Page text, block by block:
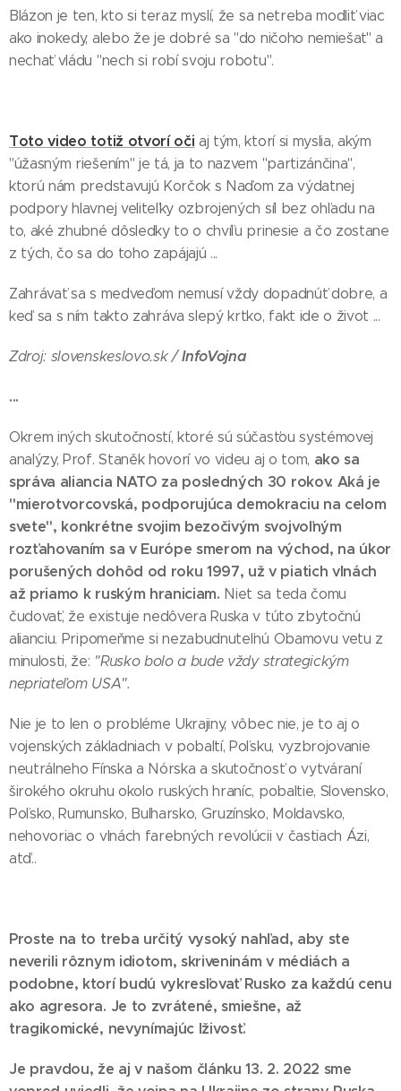
Blázon je ten, kto si teraz myslí, že sa netreba modliť viac
ako inokedy, alebo že je dobré sa "do ničoho nemiešať" a
nechať vládu "nech si robí svoju robotu".
Toto video totiž otvorí oči aj tým, ktorí si myslia, akým
"úžasným riešením" je tá, ja to nazvem "partizánčina",
ktorú nám predstavujú Korčok s Naďom za výdatnej
podpory hlavnej veliteľky ozbrojených síl bez ohľadu na
to, aké zhubné dôsledky to o chvíľu prinesie a čo zostane
z tých, čo sa do toho zapájajú ...
Zahrávať sa s medveďom nemusí vždy dopadnúť dobre, a
keď sa s ním takto zahráva slepý krtko, fakt ide o život ...
Zdroj: slovenskeslovo.sk /InfoVojna
...
Okrem iných skutočností, ktoré sú súčasťou systémovej
analýzy, Prof. Staněk hovorí vo videu aj o tom, ako sa
správa aliancia NATO za posledných 30 rokov. Aká je
"mierotvorcovská, podporujúca demokraciu na celom
svete", konkrétne svojim bezočivým svojvoľným
rozťahovaním sa v Európe smerom na východ, na úkor
porušených dohôd od roku 1997, už v piatich vlnách
až priamo k ruským hraniciam. Niet sa teda čomu
čudovať, že existuje nedôvera Ruska v túto zbytočnú
alianciu. Pripomeňme si nezabudnuteľnú Obamovu vetu z
minulosti, že: "Rusko bolo a bude vždy strategickým
nepriateľom USA".
Nie je to len o probléme Ukrajiny, vôbec nie, je to aj o
vojenských základniach v pobaltí, Poľsku, vyzbrojovanie
neutrálneho Fínska a Nórska a skutočnosť o vytváraní
širokého okruhu okolo ruských hraníc, pobaltie, Slovensko,
Poľsko, Rumunsko, Bulharsko, Gruzínsko, Moldavsko,
nehovoriac o vlnách farebných revolúcii v častiach Ázi,
atď..
Proste na to treba určitý vysoký nahľad, aby ste
neverili rôznym idiotom, skriveninám v médiách a
podobne, ktorí budú vykresľovať Rusko za každú cenu
ako agresora. Je to zvrátené, smiešne, až
tragikomické, nevynímajúc lživosť.
Je pravdou, že aj v našom článku 13. 2. 2022 sme